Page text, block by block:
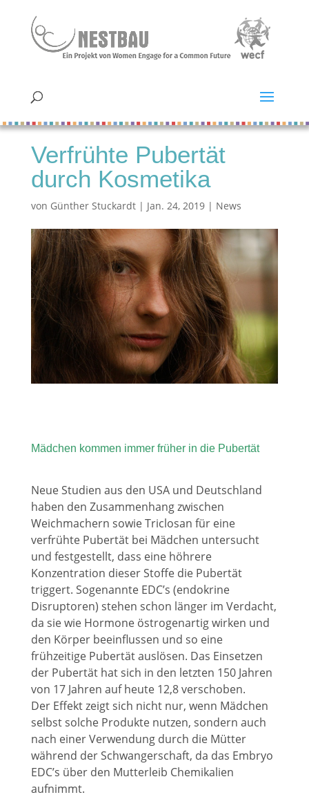
Verfrühte Pubertät
durch Kosmetika
von Günther Stuckardt| Jan. 24, 2019| News
Mädchen kommen immer früher in die Pubertät
Neue Studien aus den USA und Deutschland
haben den Zusammenhang zwischen
Weichmachern sowie Triclosan für eine
verfrühte Pubertät bei Mädchen untersucht
und festgestellt, dass eine höhrere
Konzentration dieser Stoffe die Pubertät
triggert. Sogenannte EDC’s (endokrine
Disruptoren) stehen schon länger im Verdacht,
da sie wie Hormone östrogenartig wirken und
den Körper beeinflussen und so eine
frühzeitige Pubertät auslösen. Das Einsetzen
der Pubertät hat sich in den letzten 150 Jahren
von 17 Jahren auf heute 12,8 verschoben.
Der Effekt zeigt sich nicht nur, wenn Mädchen
selbst solche Produkte nutzen, sondern auch
nach einer Verwendung durch die Mütter
während der Schwangerschaft, da das Embryo
EDC’s über den Mutterleib Chemikalien
aufnimmt.